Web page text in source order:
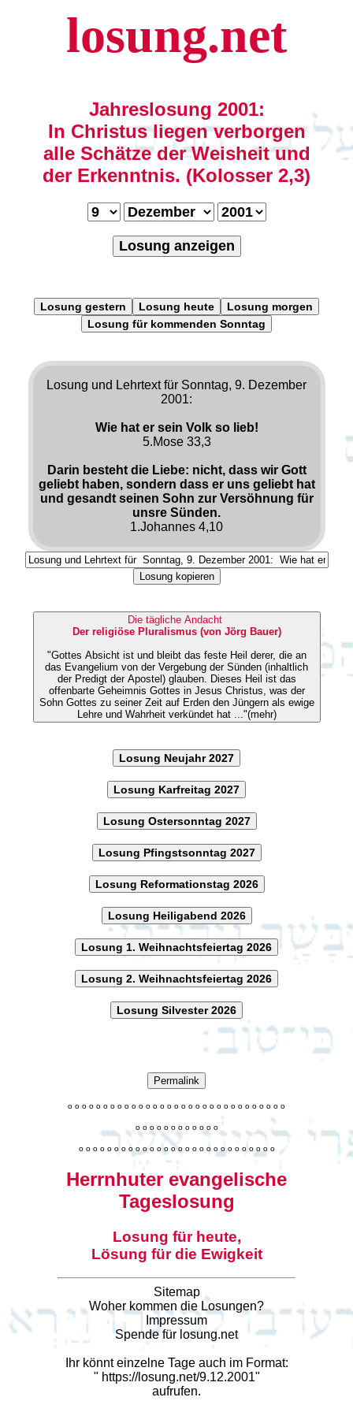
losung.net
Jahreslosung 2001:
In Christus liegen verborgen
alle Schätze der Weisheit und
der Erkenntnis. (Kolosser 2,3)
Losung anzeigen
Losung gestern Losung heute
Losung morgen
Losung für kommenden Sonntag
Losung und Lehrtext für Sonntag, 9. Dezember
2001:
Wie hat er sein Volk so lieb!
5.Mose 33,3
Darin besteht die Liebe: nicht, dass wir Gott
geliebt haben, sondern dass er uns geliebt hat
und gesandt seinen Sohn zur Versöhnung für
unsre Sünden.
1.Johannes 4,10
Losung kopieren
Die tägliche Andacht
Der religiöse Pluralismus (von Jörg Bauer)
"Gottes Absicht ist und bleibt das feste Heil derer, die an
das Evangelium von der Vergebung der Sünden (inhaltlich
der Predigt der Apostel) glauben. Dieses Heil ist das
offenbarte Geheimnis Gottes in Jesus Christus, was der
Sohn Gottes zu seiner Zeit auf Erden den Jüngern als ewige
Lehre und Wahrheit verkündet hat ..."(mehr)
Losung Neujahr 2027
Losung Karfreitag 2027
Losung Ostersonntag 2027
Losung Pfingstsonntag 2027
Losung Reformationstag 2026
Losung Heiligabend 2026
Losung 1. Weihnachtsfeiertag 2026
Losung 2. Weihnachtsfeiertag 2026
Losung Silvester 2026
Permalink
o o o o o o o o o o o o o o o o o o o o o o o o o o o o o o o
o o o o o o o o o o o o
o o o o o o o o o o o o o o o o o o o o o o o o o o o o
Herrnhuter evangelische
Tageslosung
Losung für heute,
Lösung für die Ewigkeit
Sitemap
Woher kommen die Losungen?
Impressum
Spende für losung.net
Ihr könnt einzelne Tage auch im Format:
" https://losung.net/9.12.2001"
aufrufen.